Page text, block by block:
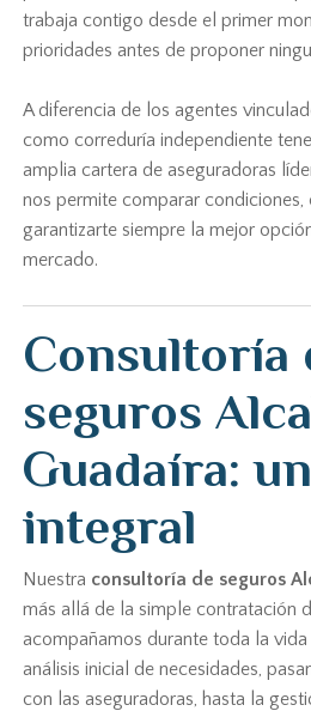
trabaja contigo desde el primer
prioridades antes de proponer
A diferencia de los agentes
como correduría independiente
amplia cartera de aseguradoras
nos permite comparar
garantizarte siempre la mejor
mercado.
Consultoría
seguros
Guadaíra:
integral
Nuestra consultoría de seguros
más allá de la simple contratación
acompañamos durante toda la vida
análisis inicial de necesidades,
con las aseguradoras, hasta la